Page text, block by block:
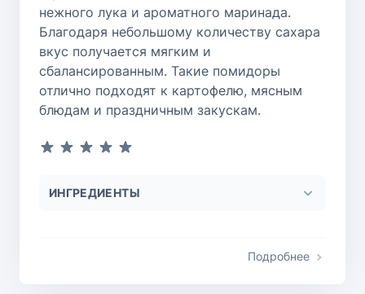
нежного лука и ароматного маринада.
Благодаря небольшому количеству сахара
вкус получается мягким и
сбалансированным. Такие помидоры
отлично подходят к картофелю, мясным
блюдам и праздничным закускам.
ИНГРЕДИЕНТЫ
Подробнее